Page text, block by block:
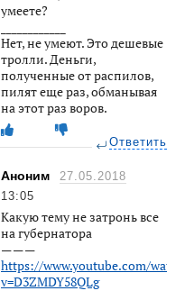
умеете?
Нет, не умеют. Это дешевые
тролли. Деньги,
полученные от распилов,
пилят еще раз, обманывая
на этот раз воров.
Ответить
Аноним
27.05.2018
13:05
Какую тему не затронь все
на губернатора
— — —
https://www.youtube.com/
v=D3ZMDY58QLg